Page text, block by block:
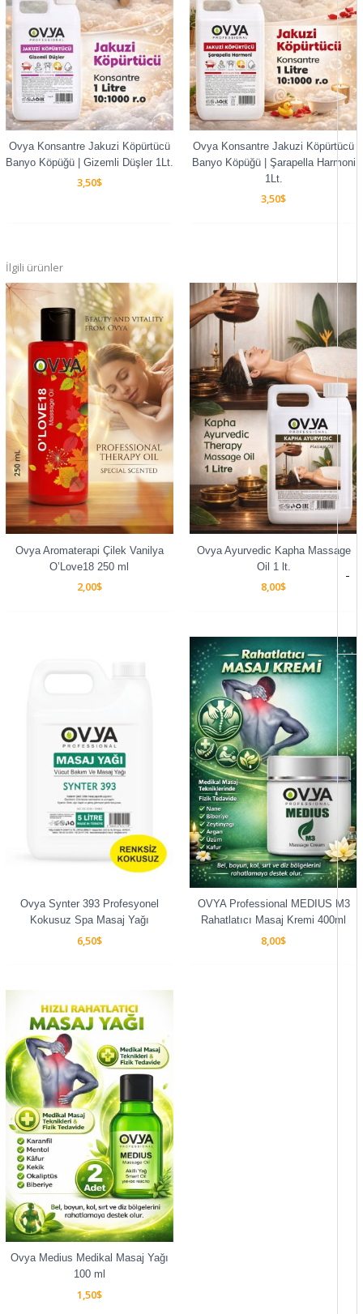
-
Ovya Konsantre Jakuzi Köpürtücü
Banyo Köpüğü | Gizemli Düşler 1Lt.
3,50$
Ovya Konsantre Jakuzi Köpürtücü
Banyo Köpüğü | Şarapella Harmoni
1Lt.
3,50$
İlgili ürünler
Ovya Aromaterapi Çilek Vanilya
O’Love18 250 ml
2,00$
Ovya Ayurvedic Kapha Massage
Oil 1 lt.
8,00$
Ovya Synter 393 Profesyonel
Kokusuz Spa Masaj Yağı
6,50$
OVYA Professional MEDIUS M3
Rahatlatıcı Masaj Kremi 400ml
8,00$
Ovya Medius Medikal Masaj Yağı
100 ml
1,50$